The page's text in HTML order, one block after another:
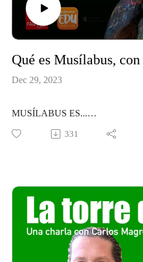
Qué es Musílabus,
Dec 29, 2023
MUSÍLABUS ES...
“Cómo conseguir que la intención
quieres ser, sea lo más aproximado
ARTESANARSE
IMPROVISACIÓN
SINERGIA
ROBERTO PACHECO
331